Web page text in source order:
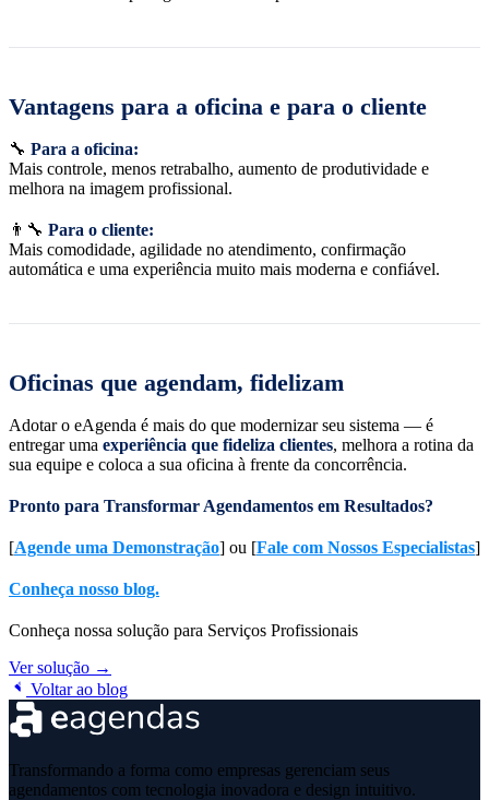
Vantagens para a oficina e para o cliente
🔧 Para a oficina:
Mais controle, menos retrabalho, aumento de produtividade e
melhora na imagem profissional.
👨‍🔧 Para o cliente:
Mais comodidade, agilidade no atendimento, confirmação
automática e uma experiência muito mais moderna e confiável.
Oficinas que agendam, fidelizam
Adotar o eAgenda é mais do que modernizar seu sistema — é
entregar uma experiência que fideliza clientes, melhora a rotina da
sua equipe e coloca a sua oficina à frente da concorrência.
Pronto para Transformar Agendamentos em Resultados?
[Agende uma Demonstração] ou [Fale com Nossos Especialistas]
Conheça nosso blog.
Conheça nossa solução para Serviços Profissionais
Ver solução →
Voltar ao blog
Transformando a forma como empresas gerenciam seus
agendamentos com tecnologia inovadora e design intuitivo.